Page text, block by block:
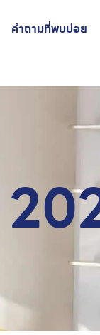
คำถามที่พบบ่อย